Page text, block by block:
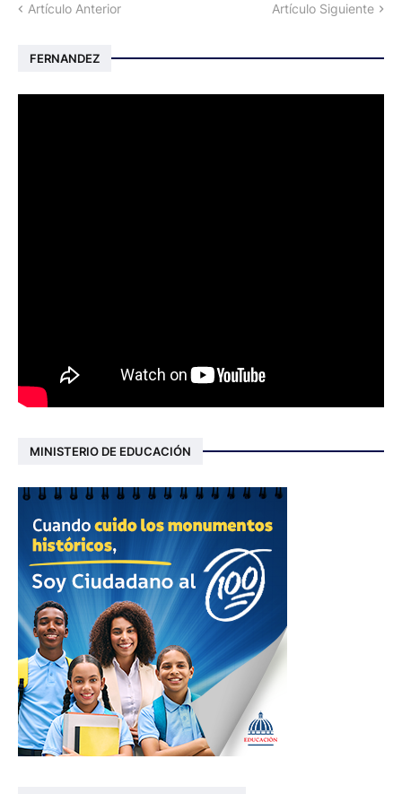
Artículo Anterior Artículo Siguiente
FERNANDEZ
MINISTERIO DE EDUCACIÓN